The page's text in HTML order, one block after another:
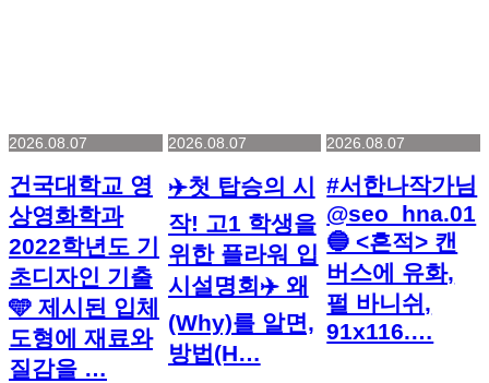
2026.08.07
건국대학교 영
상영화학과
2022학년도 기
초디자인 기출
🩵 제시된 입체
도형에 재료와
질감을 …
2026.08.07
✈️첫 탑승의 시
작! 고1 학생을
위한 플라워 입
시설명회✈️ 왜
(Why)를 알면,
방법(H…
2026.08.07
#서한나작가님
@seo_hna.01
🔵 <흔적> 캔
버스에 유화,
펄 바니쉬,
91x116.…